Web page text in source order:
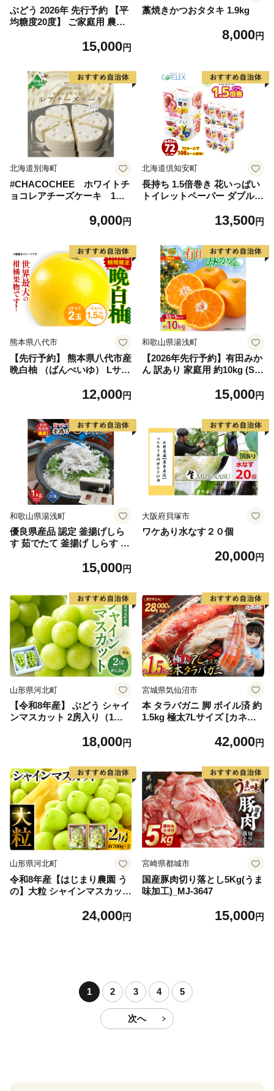
ぶどう 2026年 先行予約 【平
均糖度20度】 ご家庭用 農家
ット 2～3房 合計約1.2kg ブ
直送 】
15,000円
藁焼きかつおタタキ 1.9kg
8,000円
北海道別海町
#CHACOCHEE ホワイトチ
ョコレアチーズケーキ 1ホ
海町,チーズ,ちーず,チーズケ
9,000円
北海道倶知安町
長持ち 1.5倍巻き 花いっぱい
トイレットペーパー ダブル 4
プリント ハーブ 香り付き 日
品 備蓄 送料無料 北海道 倶知
安町 日用品
13,500円
熊本県八代市
【先行予約】 熊本県八代市産
晩白柚 （ばんぺいゆ） Lサイ
もの フルーツ おやつ 特産 熊
12,000円
和歌山県湯浅町
【2026年先行予約】有田みか
ん 訳あり 家庭用 約10kg (S
ん フルーツ 柑橘 果物 果実
6098
15,000円
和歌山県湯浅町
優良県産品 認定 釜揚げしら
す 茹でたて 釜揚げ しらす 無
国産 海の幸 海鮮 魚介 紀州湯
無料_C6035n
15,000円
大阪府貝塚市
ワケあり水なす２０個
20,000円
山形県河北町
【令和8年産】 ぶどう シャイ
ンマスカット 2房入り（1房6
産【山形eLab】 ka074-023-r
18,000円
宮城県気仙沼市
本 タラバガニ 脚 ボイル済 約
1.5kg 極太7Lサイズ [カネダ
6] カニ かに 蟹 たらばがに た
42,000円
山形県河北町
令和8年産【はじまり農園 う
の】大粒 シャインマスカット
河北町産 【河北町観光物産協
24,000円
宮崎県都城市
国産豚肉切り落とし5Kg(うま
味加工)_MJ-3647
15,000円
1 2 3 4 5
次へ